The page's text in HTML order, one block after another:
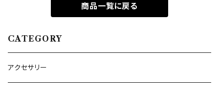
商品一覧に戻る
CATEGORY
アクセサリー